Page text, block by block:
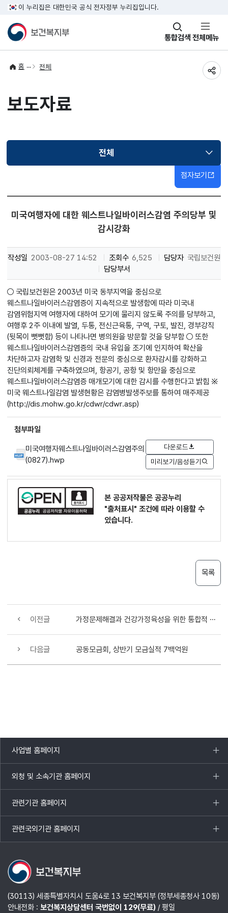
이 누리집은 대한민국 공식 전자정부 누리집입니다.
통합검색
창
열기 전체메뉴
홈 전체
보도자료
전체선택됨
점자보기
미국여행자에 대한 웨스트나일바이러스감염 주의당부 및
감시강화
작성일 2003-08-27 14:52 조회수 6,525 담당자 국립보건원
담당부서
○ 국립보건원은 2003년 미국 동부지역을 중심으로
웨스트나일바이러스감염증이 지속적으로 발생함에 따라 미국내
감염위험지역 여행자에 대하여 모기에 물리지 않도록 주의를 당부하고,
여행후 2주 이내에 발열, 두통, 전신근육통, 구역, 구토, 발진, 경부강직
(뒷목이 뻣뻣함) 등이 나타나면 병의원을 방문할 것을 당부함 ○ 또한
웨스트나일바이러스감염증의 국내 유입을 조기에 인지하여 확산을
차단하고자 감염학 및 신경과 전문의 중심으로 환자감시를 강화하고
진단의뢰체계를 구축하였으며, 항공기, 공항 및 항만을 중심으로
웨스트나일바이러스감염증 매개모기에 대한 감시를 수행한다고 밝힘 ※
미국 웨스트나일감염 발생현황은 감염병발생주보를 통하여 매주제공
(http://dis.mohw.go.kr/cdwr/cdwr.asp)
첨부파일
미국여행자웨스트나일바이러스감염주의
(0827).hwp
다운로드
미리보기/음성듣기
본 공공저작물은 공공누리
"출처표시" 조건에 따라 이용할 수
있습니다.
목록
이전글 가정문제해결과 건강가정육성을 위한 통합적 복지서비스 기반마련
다음글 공동모금회, 상반기 모금실적 7백억원
사업별 홈페이지
목록
열기
외청 및 소속기관 홈페이지
목록
열기
관련기관 홈페이지
목록
열기
관련국외기관 홈페이지
목록
열기
(30113) 세종특별자치시 도움4로 13 보건복지부 (정부세종청사 10동)
안내전화 : 보건복지상담센터 국번없이 129(무료)/ 평일